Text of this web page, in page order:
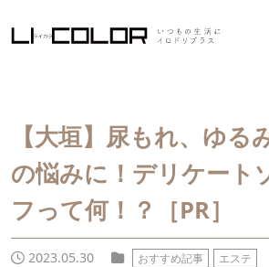
【大垣】尿もれ、ゆ
の悩みに！デリケート
フって何！？［PR］
2023.05.30 おすすめ記事 エステ